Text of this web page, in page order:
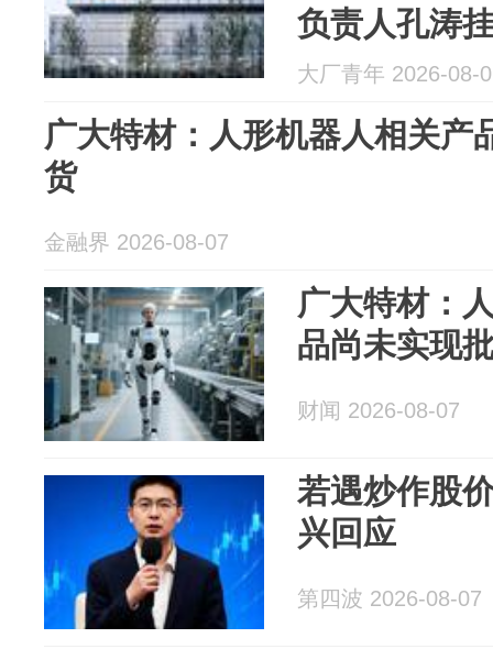
负责人孔涛
大厂青年 2026-08-
广大特材：人形机器人相关产
货
金融界 2026-08-07
广大特材：
品尚未实现
财闻 2026-08-07
若遇炒作股
兴回应
第四波 2026-08-07